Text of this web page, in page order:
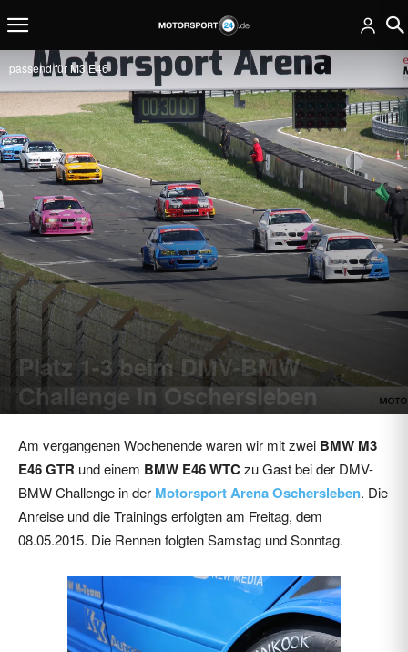
passend für M3 E46
Platz 1-3 beim DMV-BMW
Challenge in Oschersleben
Am vergangenen Wochenende waren wir mit zwei BMW M3
E46 GTR und einem BMW E46 WTCzu Gast bei der DMV-
BMW Challenge in der Motorsport Arena Oschersleben. Die
Anreise und die Trainings erfolgten am Freitag, dem
08.05.2015. Die Rennen folgten Samstag und Sonntag.